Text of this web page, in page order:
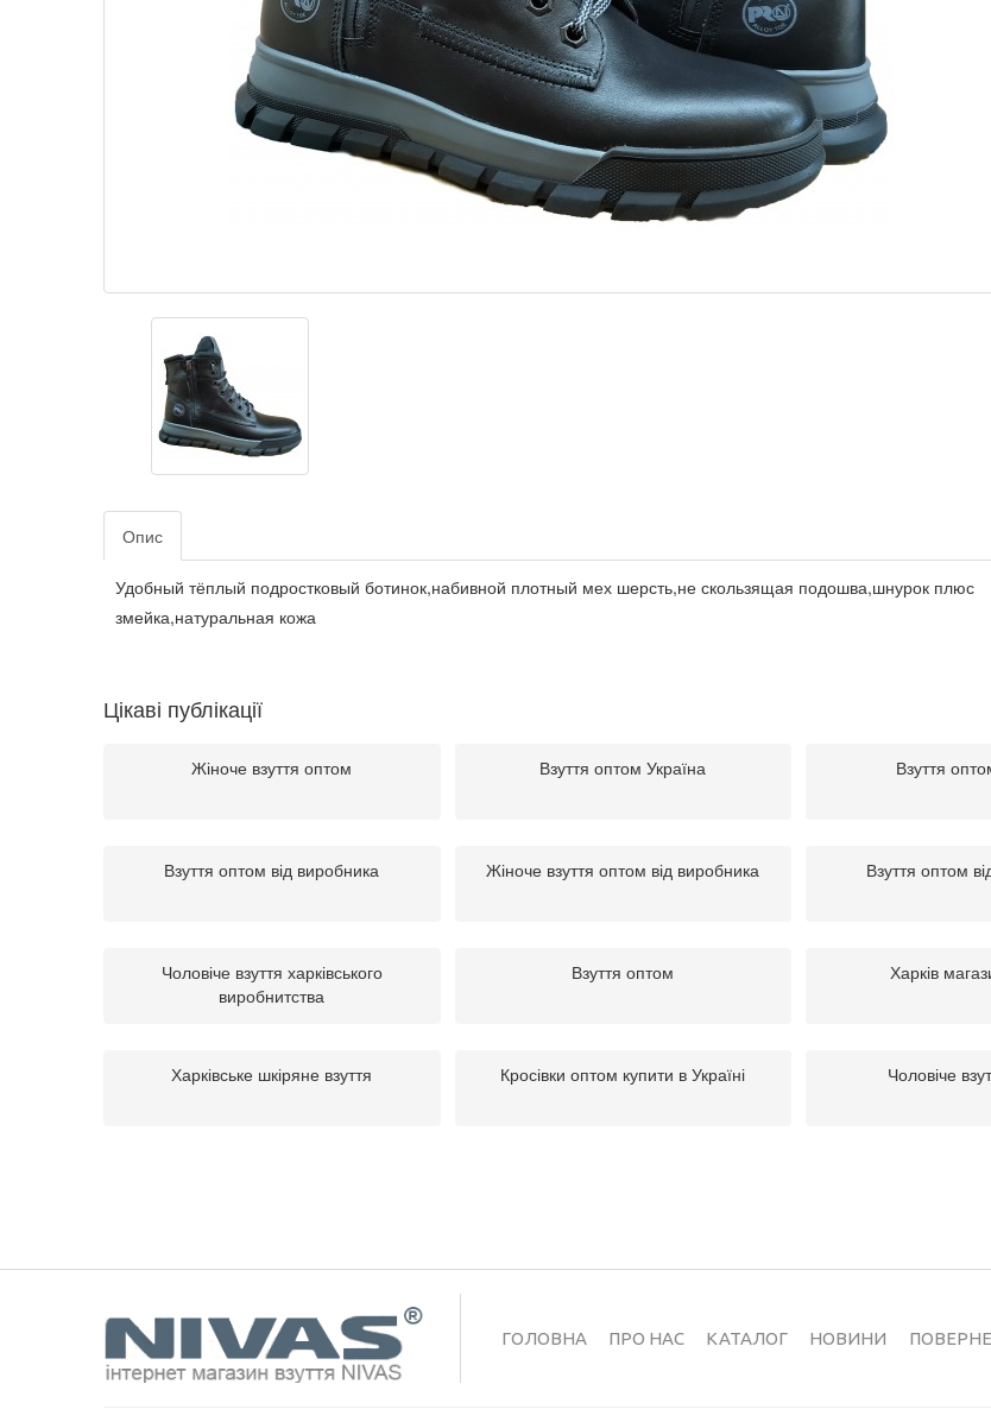
Опис
Удобный тёплый подростковый ботинок,набивной плотный мех шерсть,не скользящая подошва,шнурок плюс
змейка,натуральная кожа
Цікаві публікації
Жіноче взуття оптом Взуття оптом Україна Взуття
Взуття оптом від виробника Жіноче взуття оптом від виробника Взуття оптом
Чоловіче взуття харківського
виробнитства
Взуття оптом Харків
Харківське шкіряне взуття Кросівки оптом купити в Україні Чоловіче
ГОЛОВНА ПРО НАС КАТАЛОГ НОВИНИ